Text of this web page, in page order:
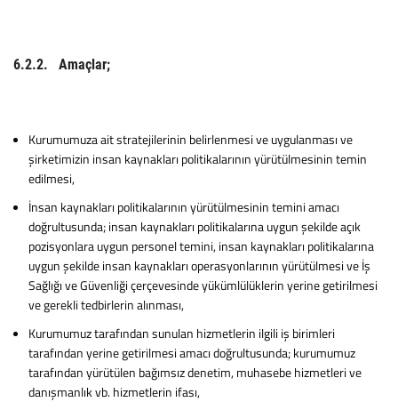
6.2.2. Amaçlar;
Kurumumuza ait stratejilerinin belirlenmesi ve uygulanması ve
şirketimizin insan kaynakları politikalarının yürütülmesinin temin
edilmesi,
İnsan kaynakları politikalarının yürütülmesinin temini amacı
doğrultusunda; insan kaynakları politikalarına uygun şekilde açık
pozisyonlara uygun personel temini, insan kaynakları politikalarına
uygun şekilde insan kaynakları operasyonlarının yürütülmesi ve İş
Sağlığı ve Güvenliği çerçevesinde yükümlülüklerin yerine getirilmesi
ve gerekli tedbirlerin alınması,
Kurumumuz tarafından sunulan hizmetlerin ilgili iş birimleri
tarafından yerine getirilmesi amacı doğrultusunda; kurumumuz
tarafından yürütülen bağımsız denetim, muhasebe hizmetleri ve
danışmanlık vb. hizmetlerin ifası,